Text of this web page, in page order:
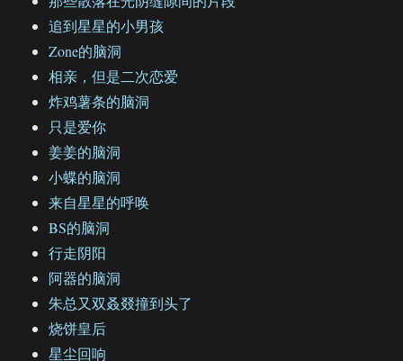
追到星星的小男孩
Zone的脑洞
相亲，但是二次恋爱
炸鸡薯条的脑洞
只是爱你
姜姜的脑洞
小蝶的脑洞
来自星星的呼唤
BS的脑洞
行走阴阳
阿器的脑洞
朱总又双叒叕撞到头了
烧饼皇后
星尘回响